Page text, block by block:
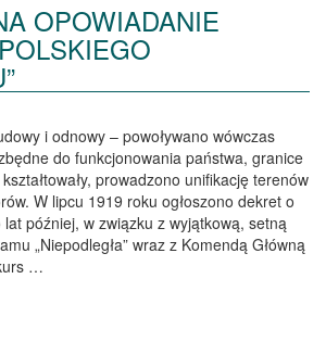
OPOWIADANIE
i odnowy – powoływano wówczas
do funkcjonowania państwa, granice
prowadzono unifikację terenów
W lipcu 1919 roku ogłoszono dekret o
lat później, w związku z wyjątkową, setną
„Niepodległa” wraz z Komendą Główną
…